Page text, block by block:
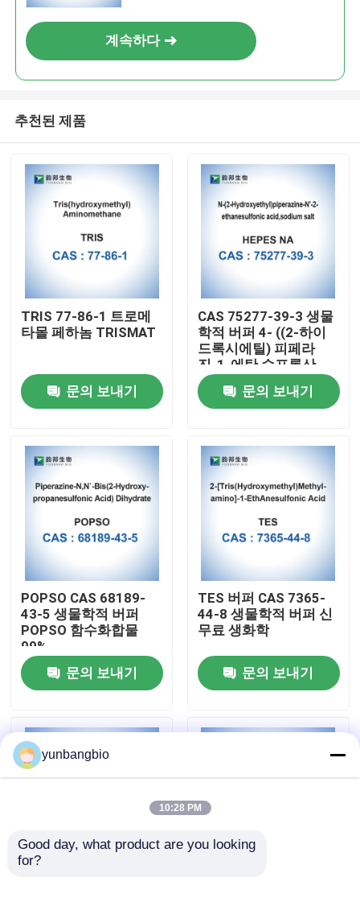
제품
우리에 대하여
공장 여행
품질 관리
연락주세요
뉴스
생물학적 버퍼
계속하다
추천된 제품
TRIS 77-86-1 트로메
타몰 페하놈 TRISMAT
문의 보내기
CAS 75277-39-3 생물
학적 버퍼 4- ((2-하이
드록시에틸) 피페라
진-1-에탄 수프론산
문의 보내기
POPSO CAS 68189-
43-5 생물학적 버퍼
POPSO 함수화합물
99%
문의 보내기
TES 버퍼 CAS 7365-
44-8 생물학적 버퍼 신
무료 생화학
문의 보내기
yunbangbio
10:28 PM
Good day, what product are you looking
for?